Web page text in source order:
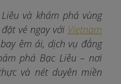
và khám phá vùng
vé ngay với Vietnam
êm ái, dịch vụ đẳng
phá Bạc Liêu – nơi
và nét duyên miền